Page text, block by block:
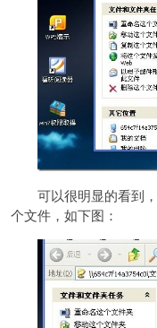
可以很明显的看到
个文件，如下图：